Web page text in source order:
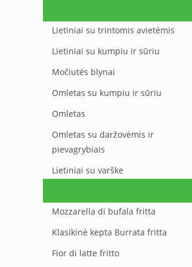
Lietiniai su trintomis avietėmis
Lietiniai su kumpiu ir sūriu
Močiutės blynai
Omletas su kumpiu ir sūriu
Omletas
Omletas su daržovėmis ir
pievagrybiais
Lietiniai su varške
Mozzarella di bufala fritta
Klasikinė kepta Burrata fritta
Fior di latte fritto